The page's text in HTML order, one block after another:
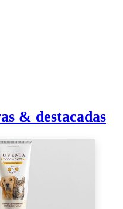
& destacadas